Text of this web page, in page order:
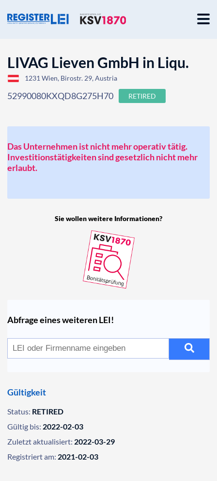
LIVAG Lieven GmbH in Liqu.
1231 Wien, Birostr. 29, Austria
52990080KXQD8G275H70 RETIRED
Das Unternehmen ist nicht mehr operativ tätig.
Investitionstätigkeiten sind gesetzlich nicht mehr
erlaubt.
Sie wollen weitere Informationen?
Abfrage eines weiteren LEI!
Gültigkeit
Status: RETIRED
Gültig bis: 2022-02-03
Zuletzt aktualisiert: 2022-03-29
Registriert am: 2021-02-03